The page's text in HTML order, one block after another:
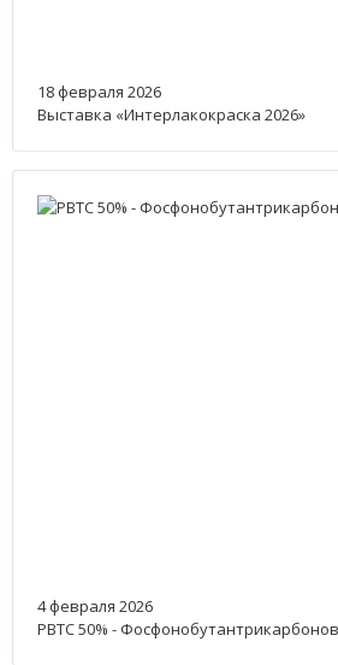
18 февраля 2026
Выставка «Интерлакокраска 2026»
4 февраля 2026
РВТС 50% -